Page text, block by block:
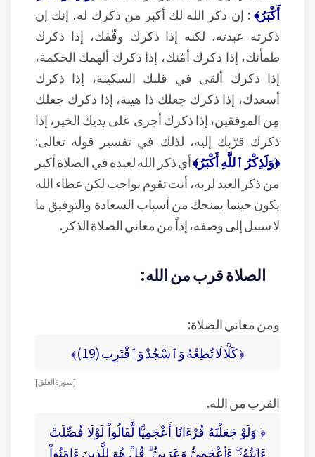
أَكْبَرُ﴾ : إن ذكر الله لك أكبر من ذكرك له، إنك إن
ذكرته عبدته، لكنه إذا ذكرك وفّقك، إذا ذكرك
طمأنك، إذا ذكرك أمّنك، إذا ذكرك ألهمك الحكمة،
إذا ذكرك ألقى في قلبك السكينة، إذا ذكرك
أسعدك، إذا ذكرك جعلك ذا هيبة، إذا ذكرك جعلك
مِن الموفقين، إذا ذكرك أجرى على يديك الخير، إذا
ذكرك قرّبك إليه، لذلك في تفسير قوله تعالى:
﴿وَلَذِكْرُ ٱللَّهِ أَكْبَرُ﴾أي ذكر الله لعبده في الصلاة أكبر
من ذكر العبد لربه، أنت تقوم بواجب لكن عطاء الله
يكون حينما يمنحك من أسباب السعادة والتوفيق ما
لا سبيل إلى وصفه، إذاً من معاني الصلاة الذكر.
الصلاة قرب من الله:
ومن معاني الصلاة:
﴿ كَلَّا لَا تُطِعْهُ وَٱسْجُدْ وَٱقْتَرِب (19)﴾
[ سورة العلق ]
القرب من الله.
﴿ وَلَوْ جَعَلْنَٰهُ قُرْءَانًا أَعْجَمِيًّا لَّقَالُواْ لَوْلَا فُصِّلَتْ
ءَايَٰتُهُۥٓ ۖ ءَا۬عْجَمِىٌّ وَعَرَبِىٌّ ۗ قُلْ هُوَ لِلَّذِينَ ءَامَنُواْ